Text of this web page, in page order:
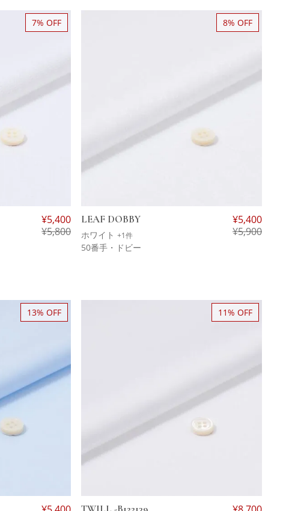
7% OFF
¥5,400
¥5,800
8% OFF
LEAF DOBBY
ホワイト +1件
¥5,400
¥5,900
50番手・ドビー
13% OFF 11% OFF